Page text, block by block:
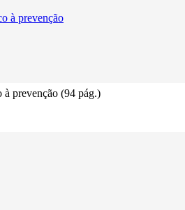
à prevenção
à prevenção (94 pág.)